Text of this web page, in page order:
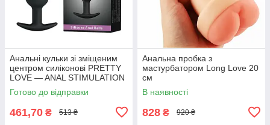
Анальні кульки зі зміщеним
центром силіконові PRETTY
LOVE — ANAL STIMULATION
2,5-3,0 см якір
Готово до відправки
461,70 ₴ 513 ₴
Анальна пробка з
мастурбатором Long Love 20
см
В наявності
828 ₴ 920 ₴